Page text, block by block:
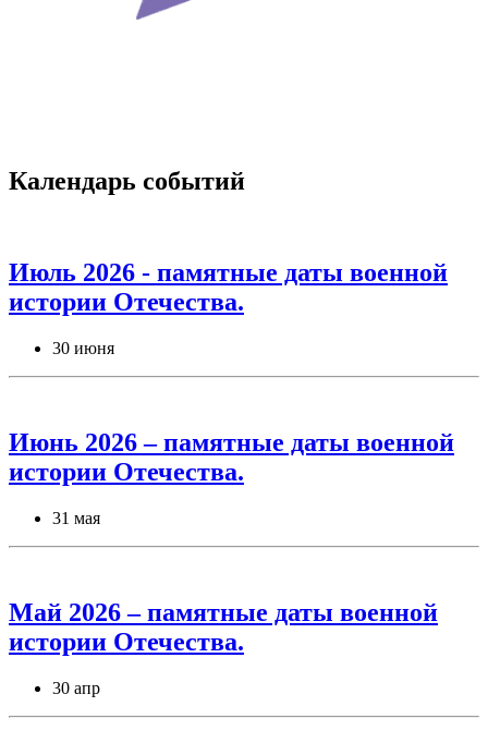
Календарь событий
Июль 2026 - памятные даты военной
истории Отечества.
30 июня
Июнь 2026 – памятные даты военной
истории Отечества.
31 мая
Май 2026 – памятные даты военной
истории Отечества.
30 апр